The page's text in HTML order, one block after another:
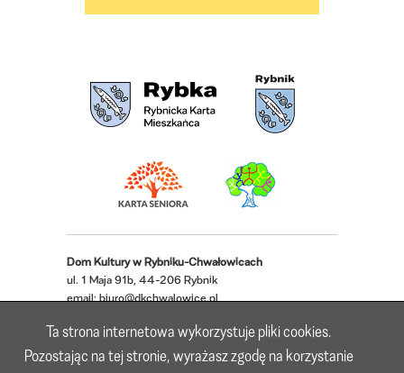
Dom Kultury w Rybniku-Chwałowicach
ul. 1 Maja 91b, 44-206 Rybnik
email:biuro@dkchwalowice.pl
Ta strona internetowa wykorzystuje pliki cookies.
Pozostając na tej stronie, wyrażasz zgodę na korzystanie